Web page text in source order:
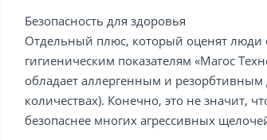
Безопасность для здоровья
Отдельный плюс, который оценят люди
гигиеническим показателям «Магос
обладает аллергенным и резорбтивным
количествах). Конечно, это не значит,
безопаснее многих агрессивных